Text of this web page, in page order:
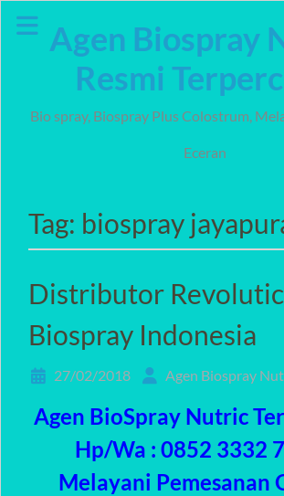
Agen Biospray
Resmi
Bio spray, Biospray Plus Colostrum,
Eceran
Tag: biospray
Distributor Revolutic
Biospray Indonesia
27/02/2018 Agen Biospray
Agen BioSpray Nutric
Hp/Wa : 0852 3332
Melayani Pemesanan